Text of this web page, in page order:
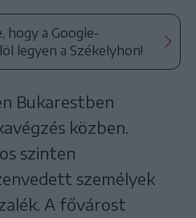
hogy a Google-
legyen a Székelyhon!
Bukarestben
közben.
szinten
személyek
A fővárost